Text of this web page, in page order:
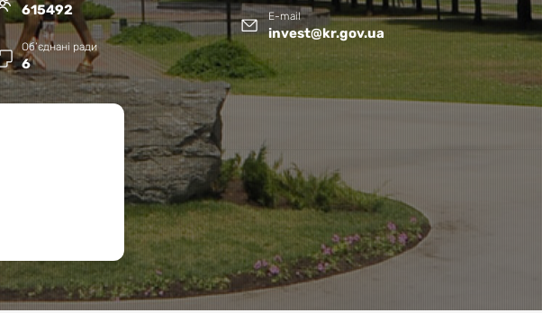
615492
Об’єднані ради
6
E-mail
invest@kr.gov.ua